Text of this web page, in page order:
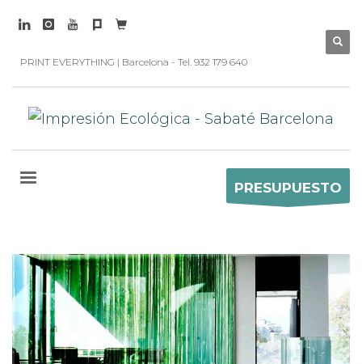
PRINT EVERYTHING | Barcelona - Tel. 932 179 640
PRESUPUESTO